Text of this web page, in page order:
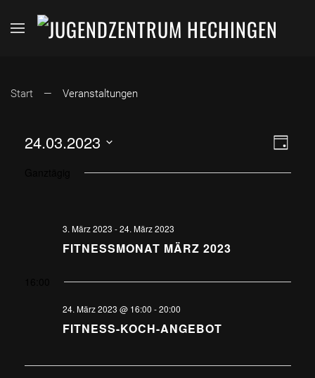
Start Veranstaltungen
Tag
24.03.2023
3. März 2023 -24. März 2023
FITNESSMONAT MÄRZ 2023
24. März 2023 @ 16:00 -20:00
FITNESS-KOCH-ANGEBOT